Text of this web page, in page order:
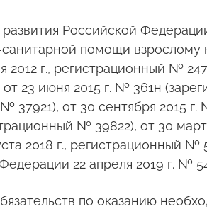
Российской
помощи взрослому
г., регистрационный №
23 июня 2015 г. № 361н
37921), от 30 сентября 2015
№ 39822), от 30
2018 г., регистрационный №
22 апреля 2019 г. №
по оказанию